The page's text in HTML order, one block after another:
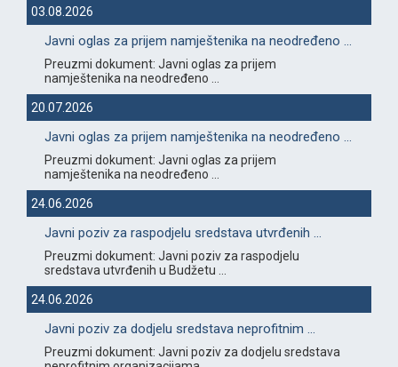
03.08.2026
Javni oglas za prijem namještenika na neodređeno ...
Preuzmi dokument: Javni oglas za prijem
namještenika na neodređeno ...
20.07.2026
Javni oglas za prijem namještenika na neodređeno ...
Preuzmi dokument: Javni oglas za prijem
namještenika na neodređeno ...
24.06.2026
Javni poziv za raspodjelu sredstava utvrđenih ...
Preuzmi dokument: Javni poziv za raspodjelu
sredstava utvrđenih u Budžetu ...
24.06.2026
Javni poziv za dodjelu sredstava neprofitnim ...
Preuzmi dokument: Javni poziv za dodjelu sredstava